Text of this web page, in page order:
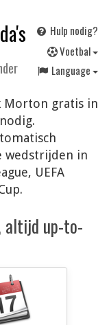
Hulp nodig?
Voetbal
Language
Morton gratis in
wedstrijden in
UEFA
altijd up-to-